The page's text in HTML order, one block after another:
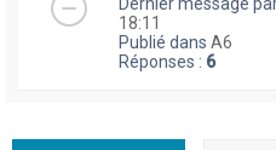
18:11
Publié dans A6
Réponses : 6